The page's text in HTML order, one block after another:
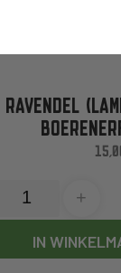
RAVENDEL
+
IN